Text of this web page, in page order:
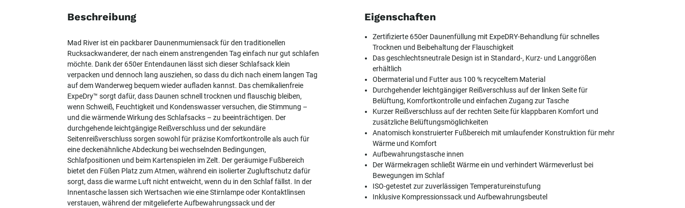
Beschreibung
Mad River ist ein packbarer Daunenmumiensack für den traditionellen
Rucksackwanderer, der nach einem anstrengenden Tag einfach nur gut schlafen
möchte. Dank der 650er Entendaunen lässt sich dieser Schlafsack klein
verpacken und dennoch lang ausziehen, so dass du dich nach einem langen Tag
auf dem Wanderweg bequem wieder aufladen kannst. Das chemikalienfreie
ExpeDry™ sorgt dafür, dass Daunen schnell trocknen und flauschig bleiben,
wenn Schweiß, Feuchtigkeit und Kondenswasser versuchen, die Stimmung –
und die wärmende Wirkung des Schlafsacks – zu beeinträchtigen. Der
durchgehende leichtgängige Reißverschluss und der sekundäre
Seitenreißverschluss sorgen sowohl für präzise Komfortkontrolle als auch für
eine deckenähnliche Abdeckung bei wechselnden Bedingungen,
Schlafpositionen und beim Kartenspielen im Zelt. Der geräumige Fußbereich
bietet den Füßen Platz zum Atmen, während ein isolierter Zugluftschutz dafür
sorgt, dass die warme Luft nicht entweicht, wenn du in den Schlaf fällst. In der
Innentasche lassen sich Wertsachen wie eine Stirnlampe oder Kontaktlinsen
verstauen, während der mitgelieferte Aufbewahrungssack und der
Eigenschaften
Zertifizierte 650er Daunenfüllung mit ExpeDRY-Behandlung für schnelles
Trocknen und Beibehaltung der Flauschigkeit
Das geschlechtsneutrale Design ist in Standard-, Kurz- und Langgrößen
erhältlich
Obermaterial und Futter aus 100 % recyceltem Material
Durchgehender leichtgängiger Reißverschluss auf der linken Seite für
Belüftung, Komfortkontrolle und einfachen Zugang zur Tasche
Kurzer Reißverschluss auf der rechten Seite für klappbaren Komfort und
zusätzliche Belüftungsmöglichkeiten
Anatomisch konstruierter Fußbereich mit umlaufender Konstruktion für mehr
Wärme und Komfort
Aufbewahrungstasche innen
Der Wärmekragen schließt Wärme ein und verhindert Wärmeverlust bei
Bewegungen im Schlaf
ISO-getestet zur zuverlässigen Temperatureinstufung
Inklusive Kompressionssack und Aufbewahrungsbeutel